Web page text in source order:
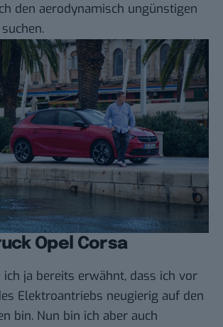
den aerodynamisch ungünstigen
Opel Corsa
ich ja bereits erwähnt, dass ich vor
Elektroantriebs neugierig auf den
bin. Nun bin ich aber auch